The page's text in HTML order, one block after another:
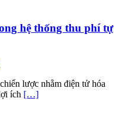
hệ thống thu phí tự
lược nhằm điện tử hóa
ích […]